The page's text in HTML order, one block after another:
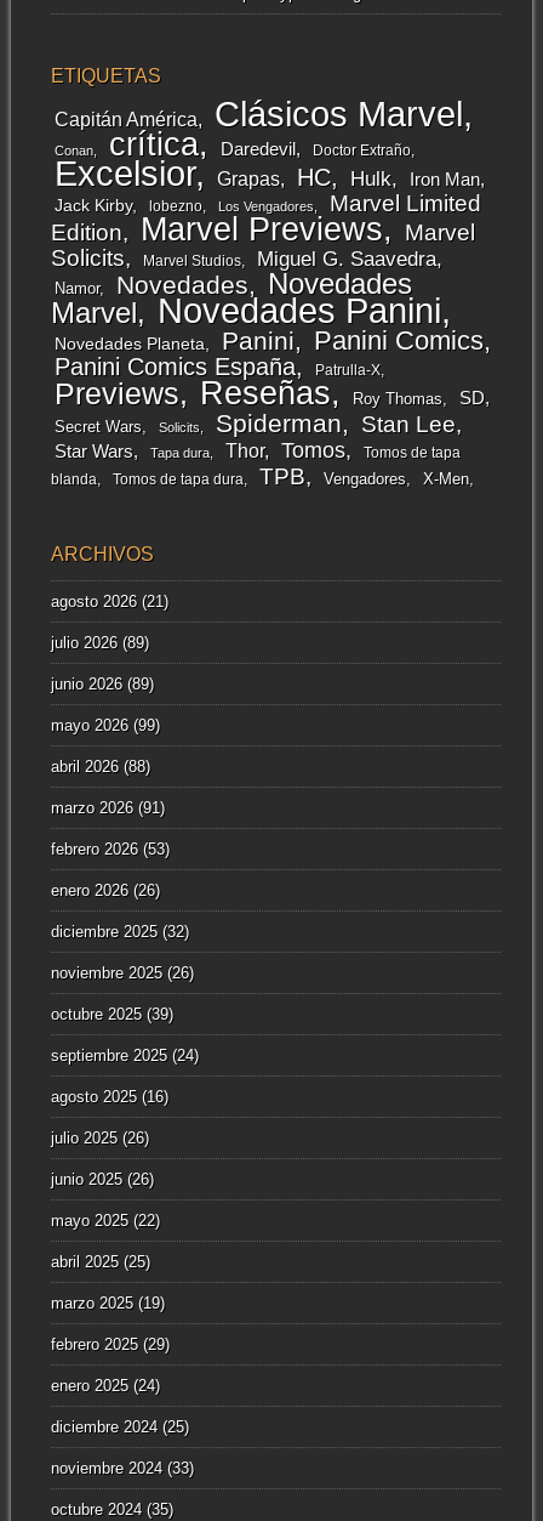
ETIQUETAS
Capitán América Clásicos Marvel
Conan crítica Daredevil Doctor Extraño
Excelsior Grapas HC Hulk Iron Man
Jack Kirby lobezno Los Vengadores
Marvel Limited
Edition
Marvel Previews
Marvel
Solicits
Marvel Studios Miguel G. Saavedra
Namor Novedades
Novedades
Marvel
Novedades Panini
Novedades Planeta Panini Panini Comics
Panini Comics España Patrulla-X
Previews Reseñas Roy Thomas SD
Secret Wars Solicits Spiderman Stan Lee
Star Wars Tapa dura Thor Tomos
Tomos de tapa
blanda
Tomos de tapa dura TPB Vengadores X-Men
ARCHIVOS
agosto 2026(21)
julio 2026(89)
junio 2026(89)
mayo 2026(99)
abril 2026(88)
marzo 2026(91)
febrero 2026(53)
enero 2026(26)
diciembre 2025(32)
noviembre 2025(26)
octubre 2025(39)
septiembre 2025(24)
agosto 2025(16)
julio 2025(26)
junio 2025(26)
mayo 2025(22)
abril 2025(25)
marzo 2025(19)
febrero 2025(29)
enero 2025(24)
diciembre 2024(25)
noviembre 2024(33)
octubre 2024(35)